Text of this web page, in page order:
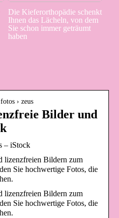
Die Kieferorthopädie schenkt
Ihnen das Lächeln, von dem
Sie schon immer geträumt
haben
› zeus
Bilder und
– iStock
lizenzfreien Bildern zum
Sie hochwertige Fotos, die
lizenzfreien Bildern zum
Sie hochwertige Fotos, die